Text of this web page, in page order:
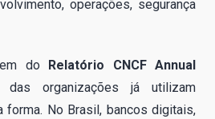
operações, segurança
do
Relatório CNCF Annual
organizações já utilizam
forma. No Brasil, bancos digitais,